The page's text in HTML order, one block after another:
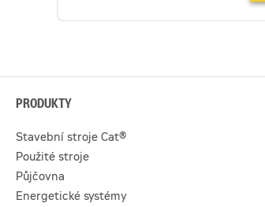
PRODUKTY
Stavební stroje Cat®
Použité stroje
Půjčovna
Energetické systémy